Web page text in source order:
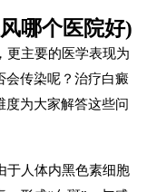
哪个医院好)
更主要的医学表现为
会传染呢？治疗白癜
度为大家解答这些问
于人体内黑色素细胞